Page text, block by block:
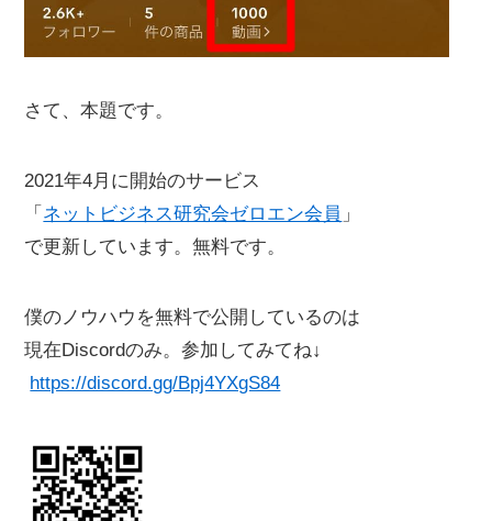
さて、本題です。
2021年4月に開始のサービス
「 ネットビジネス研究会ゼロエン会員 」
で更新しています。無料です。
僕のノウハウを無料で公開しているのは
現在Discordのみ。参加してみてね↓
https://discord.gg/Bpj4YXgS84